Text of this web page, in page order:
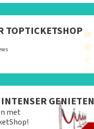
TOPTICKETSHOP
GENIETEN
met